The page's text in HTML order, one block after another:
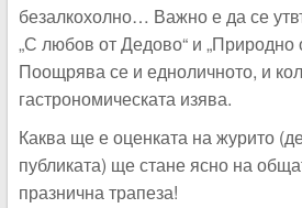
безалкохолно… Важно е да се
„С любов от Дедово“ и „Природно
Поощрява се и едноличното, и
гастрономическата изява.
Каква ще е оценката на журито
публиката) ще стане ясно на
празнична трапеза!